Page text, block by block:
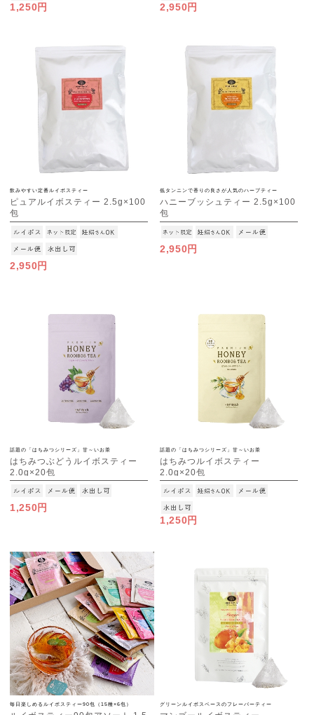
1,250円 2,950円
飲みやすい定番ルイボスティー
ピュアルイボスティー 2.5g×100
包
[M便 1/1]
2,950円
低タンニンで香りの良さが人気のハーブティー
ハニーブッシュティー 2.5g×100
包
[M便 1/1]
2,950円
話題の「はちみつシリーズ」甘～いお茶
はちみつぶどうルイボスティー
2.0g×20包
[M便 1/3]
1,250円
話題の「はちみつシリーズ」甘～いお茶
はちみつルイボスティー
2.0g×20包
[M便 1/3]
1,250円
毎日楽しめるルイボスティー90包（15種×6包） グリーンルイボスベースのフレーバーティー